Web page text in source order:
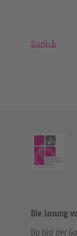
Zurück
Die Losung
Du bist der